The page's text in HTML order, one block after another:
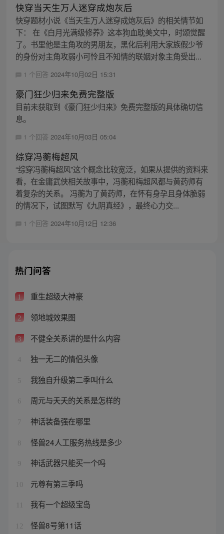
快穿当天生万人迷穿成炮灰后
快穿题材小说《当天生万人迷穿成炮灰后》的相关情节如
下： 在《白月光满级修养》这本狗血耽美文中，时颂觉醒
了。书里他是主角攻的男朋友，黑化后利用大家族假少爷
的身份对主角攻弱小可怜且不知情的联姻对象主角受出...
1 个回答 2024年10月02日 15:31
豪门狂少归来免费完整版
目前未获取到《豪门狂少归来》免费完整版的具体确切信
息。
1 个回答 2024年10月03日 05:04
综穿冯蘅梅超风
“综穿冯蘅梅超风”这个概念比较宽泛，如果从提供的资料来
看，在金庸武侠相关故事中，冯蘅和梅超风都与黄药师有
着复杂的关系。 冯蘅为了黄药师，在怀有身孕且身体脆弱
的情况下，试图默写《九阴真经》，最终心力交...
1 个回答 2024年10月12日 12:36
热门问答
1 重生超级大神豪
2 领地城效果图
3 不健全关系讲的是什么内容
4 独一无二的情侣头像
5 我独自升级第二季叫什么
6 周元与夭夭的关系是怎样的
7 神话装备强在哪里
8 怪兽24人工服务热线是多少
9 神话武器只能买一个吗
10 元尊有第三季吗
我有一个超级宝岛
12 怪兽8号第11话